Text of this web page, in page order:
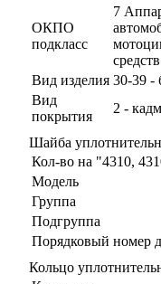
ОКПО
подкласс
7
Вид изделия 30-39 -
Вид
покрытия
2 -
Шайба
Кол-во на "4310,
Модель
Группа
Подгруппа
Порядковый номер
Кольцо